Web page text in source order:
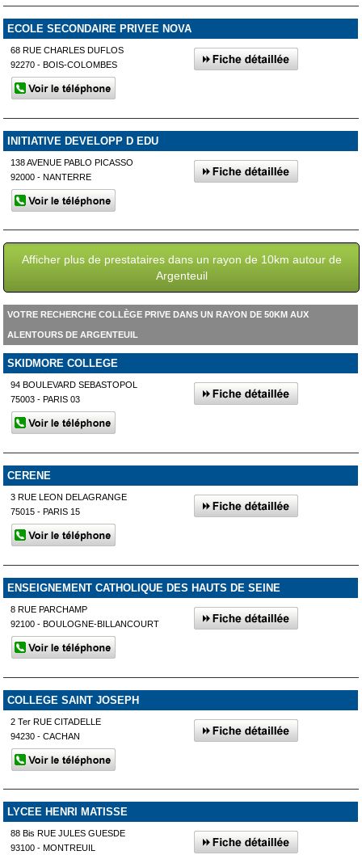
ECOLE SECONDAIRE PRIVEE NOVA
68 RUE CHARLES DUFLOS
92270 - BOIS-COLOMBES
INITIATIVE DEVELOPP D EDU
138 AVENUE PABLO PICASSO
92000 - NANTERRE
Afficher plus de prestataires dans un rayon de 10km autour de
Argenteuil
VOTRE RECHERCHE COLLÈGE PRIVE DANS UN RAYON DE 50KM AUX
ALENTOURS DE ARGENTEUIL
SKIDMORE COLLEGE
94 BOULEVARD SEBASTOPOL
75003 - PARIS 03
CERENE
3 RUE LEON DELAGRANGE
75015 - PARIS 15
ENSEIGNEMENT CATHOLIQUE DES HAUTS DE SEINE
8 RUE PARCHAMP
92100 - BOULOGNE-BILLANCOURT
COLLEGE SAINT JOSEPH
2 Ter RUE CITADELLE
94230 - CACHAN
LYCEE HENRI MATISSE
88 Bis RUE JULES GUESDE
93100 - MONTREUIL